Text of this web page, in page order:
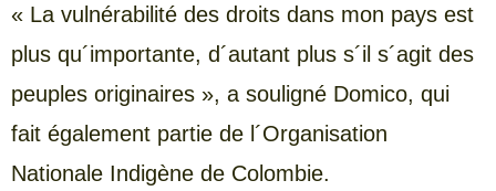
« La vulnérabilité des droits dans mon pays est
plus qu´importante, d´autant plus s´il s´agit des
peuples originaires », a souligné Domico, qui
fait également partie de l´Organisation
Nationale Indigène de Colombie.